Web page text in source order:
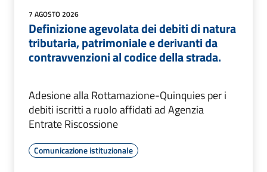
7 AGOSTO 2026
Definizione agevolata dei debiti di natura
tributaria, patrimoniale e derivanti da
contravvenzioni al codice della strada.
Adesione alla Rottamazione-Quinquies per i
debiti iscritti a ruolo affidati ad Agenzia
Entrate Riscossione
Comunicazione istituzionale